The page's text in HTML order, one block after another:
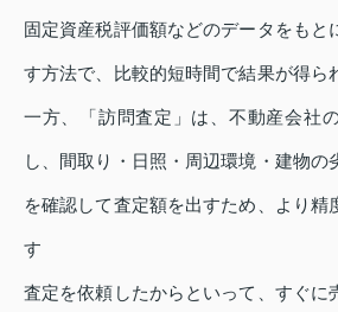
固定資産税評価額などのデータをもと
す方法で、比較的短時間で結果が得ら
一方、「訪問査定」は、不動産会社
し、間取り・日照・周辺環境・建物の
を確認して査定額を出すため、より精
す
査定を依頼したからといって、すぐに